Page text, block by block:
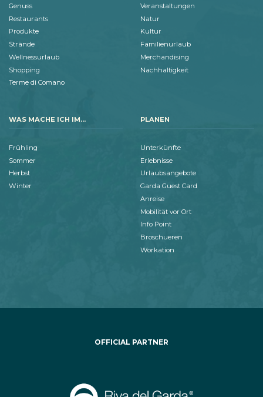
Genuss
Restaurants
Produkte
Strände
Wellnessurlaub
Shopping
Terme di Comano
Veranstaltungen
Natur
Kultur
Familienurlaub
Merchandising
Nachhaltigkeit
WAS MACHE ICH IM...
Frühling
Sommer
Herbst
Winter
PLANEN
Unterkünfte
Erlebnisse
Urlaubsangebote
Garda Guest Card
Anreise
Mobilität vor Ort
Info Point
Broschueren
Workation
OFFICIAL PARTNER